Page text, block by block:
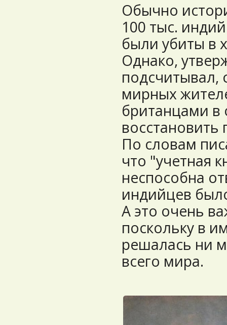
Обычно
100 тыс.
были убиты в
Однако,
подсчитывал,
мирных
британцами в
восстановить
По словам
что "учетная
неспособна
индийцев
А это очень
поскольку в
решалась ни
всего мира.